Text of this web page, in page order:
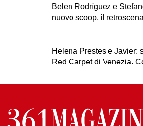
Belen Rodríguez e
nuovo scoop, il retroscena
Helena Prestes e Javier:
Red Carpet di Venezia.